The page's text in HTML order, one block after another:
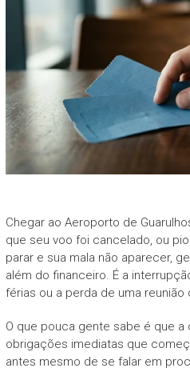
Chegar ao Aeroporto de
que seu voo foi cancelado, ou
parar e sua mala não aparecer,
além do financeiro. É a
férias ou a perda de uma
O que pouca gente sabe é que a
obrigações imediatas que
antes mesmo de se falar em